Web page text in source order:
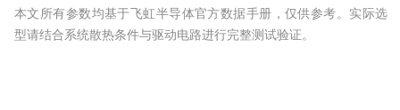
本文所有参数均基于飞虹半导体官方数据手册，仅供参考。实际选
型请结合系统散热条件与驱动电路进行完整测试验证。